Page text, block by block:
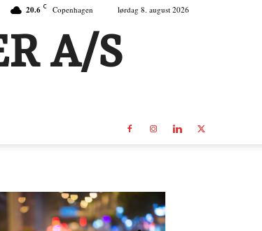
20.6 C Copenhagen lørdag 8. august 2026
A/S